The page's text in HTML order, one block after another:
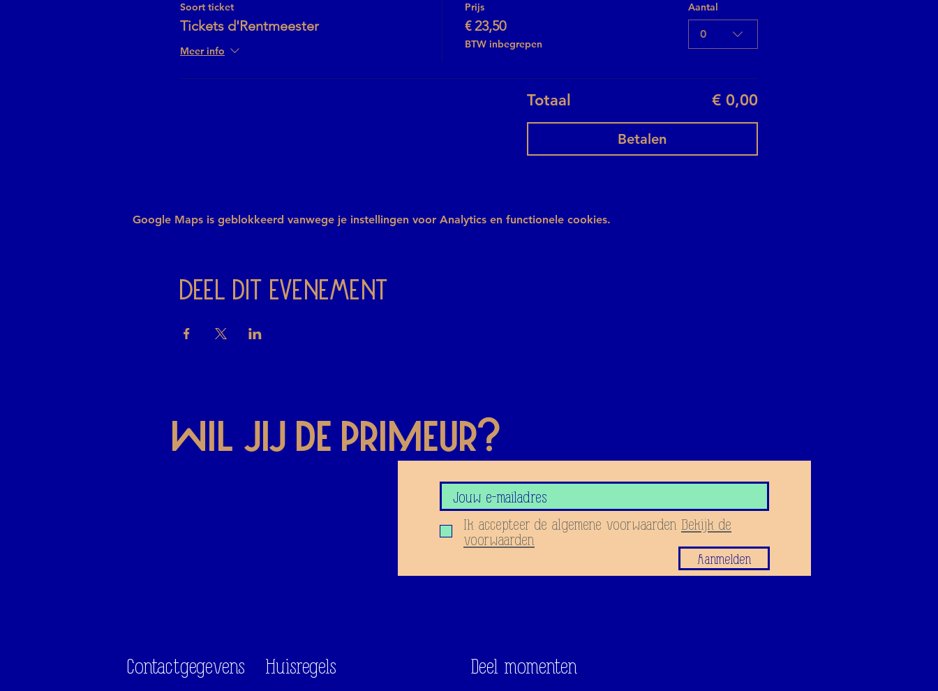
Soort ticket
Tickets d'Rentmeester
Meer info
Prijs
€ 23,50
BTW inbegrepen
Aantal
0
Totaal € 0,00
Betalen
Google Maps is geblokkeerd vanwege je instellingen voor Analytics en functionele cookies.
Deel dit evenement
Wil jij de priMeur?
Ik accepteer de algemene voorwaarden Bekijk de
voorwaarden
Aanmelden
Contactgegevens Huisregels Deel momenten